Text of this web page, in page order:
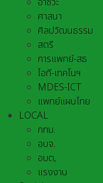
ศาสนา
ศิลปวัฒนธรรม
สตรี
การแพทย์-สธ
ไอที-เทคโนฯ
MDES-ICT
แพทย์แผนไทย
LOCAL
กทม.
อบจ.
อบต,
แรงงาน